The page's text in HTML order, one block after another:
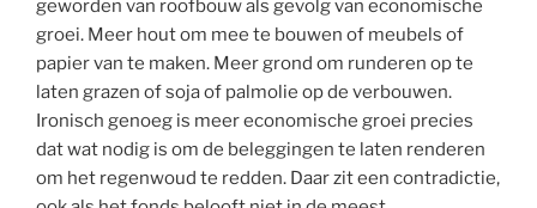
geworden van roofbouw als gevolg van economische
groei. Meer hout om mee te bouwen of meubels of
papier van te maken. Meer grond om runderen op te
laten grazen of soja of palmolie op de verbouwen.
Ironisch genoeg is meer economische groei precies
dat wat nodig is om de beleggingen te laten renderen
om het regenwoud te redden. Daar zit een contradictie,